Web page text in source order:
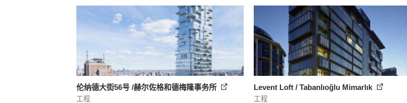
伦纳德大街56号 /赫尔佐格和德梅隆事务所
工程
Levent Loft / Tabanlıoğlu Mimarlık
工程